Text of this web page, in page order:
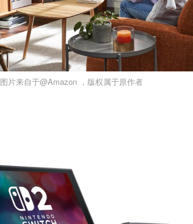
图片来自于@Amazon ，版权属于原作者